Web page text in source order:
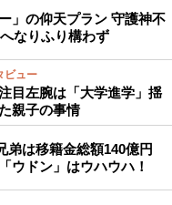
」の仰天プラン 守護神不
なりふり構わず
ビュー
目左腕は「大学進学」揺
親子の事情
弟は移籍金総額140億円
ウドン」はウハウハ！